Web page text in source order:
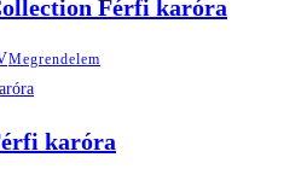
Férfi karóra
Megrendelem
karóra